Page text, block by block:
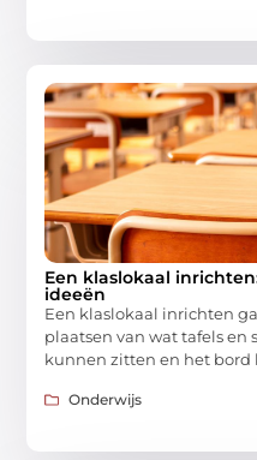
Een klaslokaal
ideeën
Een klaslokaal inrichten
plaatsen van wat tafels en
kunnen zitten en het
Onderwijs